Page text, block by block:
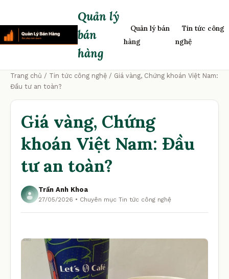
Quản lý
bán
hàng
Quản lý bán
hàng
Tin tức công
nghệ
Trang chủ / Tin tức công nghệ / Giá vàng, Chứng khoán Việt Nam:
Đầu tư an toàn?
Giá vàng, Chứng
khoán Việt Nam: Đầu
tư an toàn?
Trần Anh Khoa
27/05/2026 • Chuyên mục Tin tức công nghệ